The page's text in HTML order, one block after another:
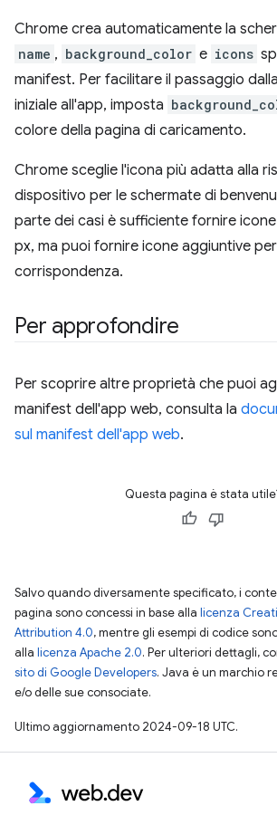
Chrome crea automaticamente la
name , background_color e icons
manifest. Per facilitare il passaggio
iniziale all'app, imposta
colore della pagina di caricamento.
Chrome sceglie l'icona più adatta alla
dispositivo per le schermate di
parte dei casi è sufficiente fornire icone
px, ma puoi fornire icone aggiuntive
corrispondenza.
Per approfondire
Per scoprire altre proprietà che puoi
manifest dell'app web, consulta la
sul manifest dell'app web.
Questa pagina è stata
Salvo quando diversamente specificato, i
pagina sono concessi in base alla licenza
Attribution 4.0, mentre gli esempi di codice
alla licenza Apache 2.0. Per ulteriori dettagli,
sito di Google Developers. Java è un marchio
e/o delle sue consociate.
Ultimo aggiornamento 2024-09-18 UTC.